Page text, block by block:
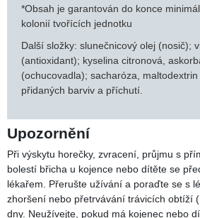
Balení
8,6 ml (126 kapek)
Dávkování
Kojenci a děti od narození do 3 let: 1×
přímo na dudlík, lžičku nebo na jazyk
spolknout. O případné změně
nebo lékárníkem. Před použitím 15
Podávat nejméně 2–3 hodiny před
Složení